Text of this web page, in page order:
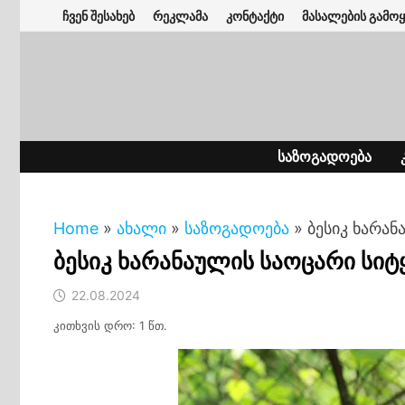
to
ჩვენ შესახებ რეკლამა კონტაქტი მასალების
ᲡᲐᲖᲝᲒᲐᲓᲝᲔᲑᲐ
Home » ახალი » საზოგადოება » ბესიკ
ბესიკ ხარანაულის საოცარი
22.08.2024
კითხვის დრო: 1 წთ.